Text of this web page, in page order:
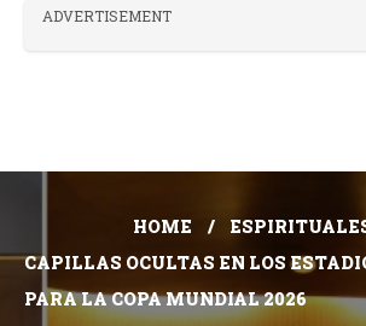
ADVERTISEMENT
HOME
CAPILLAS OCULTAS EN LOS
PARA LA COPA MUNDIAL 2026